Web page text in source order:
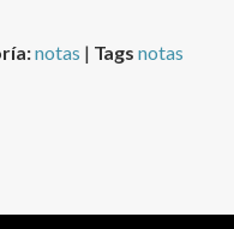
notas | Tagsnotas